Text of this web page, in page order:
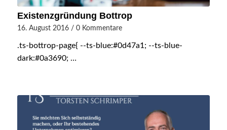
Existenzgründung Bottrop
16. August 2016 / 0 Kommentare
.ts-bottrop-page{ --ts-blue:#0d47a1; --ts-blue-
dark:#0a3690; …